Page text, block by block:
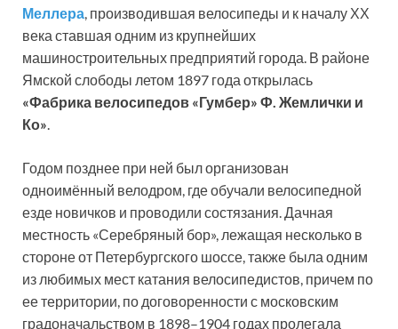
Меллера , производившая велосипеды и к началу ХХ
века ставшая одним из крупнейших
машиностроительных предприятий города. В районе
Ямской слободы летом 1897 года открылась
«Фабрика велосипедов «Гумбер» Ф. Жемлички и
Ко»
Годом позднее при ней был организован
одноимённый велодром, где обучали велосипедной
езде новичков и проводили состязания. Дачная
местность «Серебряный бор», лежащая несколько в
стороне от Петербургского шоссе, также была одним
из любимых мест катания велосипедистов, причем по
ее территории, по договоренности с московским
градоначальством в 1898–1904 годах пролегала